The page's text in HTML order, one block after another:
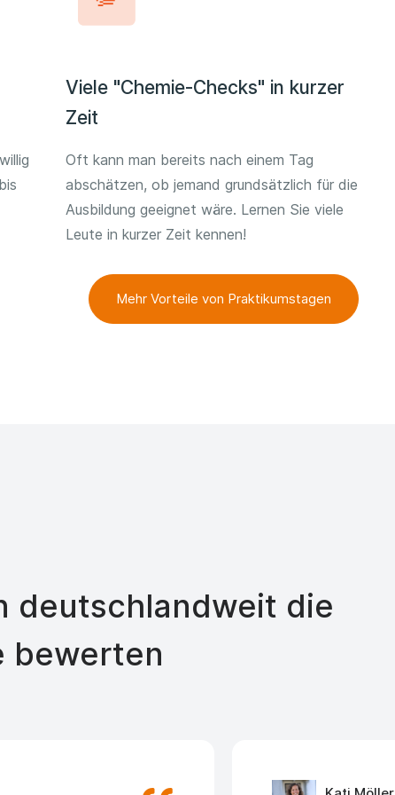
Viele "Chemie-Checks" in kurzer
Zeit
Oft kann man bereits nach einem Tag
abschätzen, ob jemand grundsätzlich für die
Ausbildung geeignet wäre. Lernen Sie viele
Leute in kurzer Zeit kennen!
Mehr Vorteile von Praktikumstagen
deutschlandweit die
bewerten